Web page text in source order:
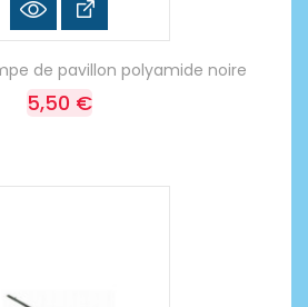
de pavillon polyamide noire
5,50 €